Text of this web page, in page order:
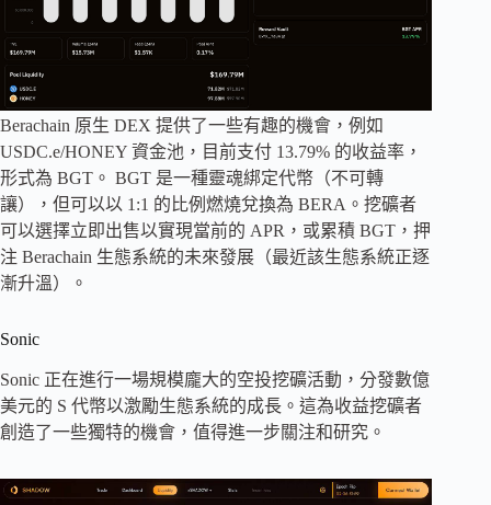
Berachain 原生 DEX 提供了一些有趣的機會，例如
USDC.e/HONEY 資金池，目前支付 13.79% 的收益率，
形式為 BGT。 BGT 是一種靈魂綁定代幣（不可轉
讓），但可以以 1:1 的比例燃燒兌換為 BERA。挖礦者
可以選擇立即出售以實現當前的 APR，或累積 BGT，押
注 Berachain 生態系統的未來發展（最近該生態系統正逐
漸升溫）。
Sonic
Sonic 正在進行一場規模龐大的空投挖礦活動，分發數億
美元的 S 代幣以激勵生態系統的成長。這為收益挖礦者
創造了一些獨特的機會，值得進一步關注和研究。